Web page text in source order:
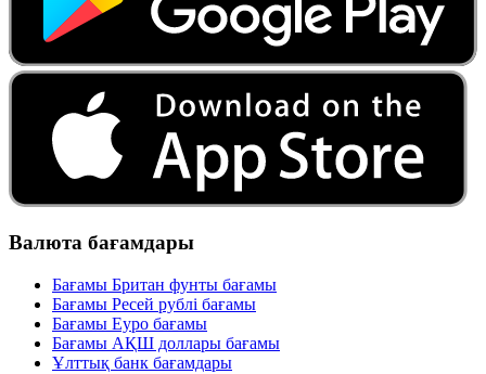
Валюта бағамдары
Бағамы Британ фунты бағамы
Бағамы Ресей рублі бағамы
Бағамы Еуро бағамы
Бағамы АҚШ доллары бағамы
Ұлттық банк бағамдары